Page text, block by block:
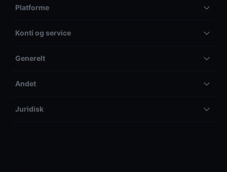
Platforme
Konti og service
Generelt
Andet
Juridisk